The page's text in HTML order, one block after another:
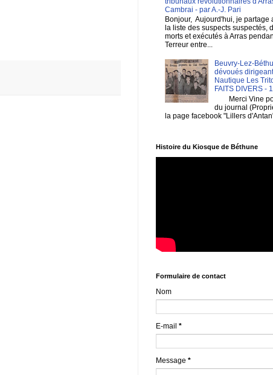
Cambrai - par A.-J. Pari
Bonjour, Aujourd'hui, je partage
la liste des suspects suspectés,
morts et exécutés à Arras
Terreur entre...
Beuvry-Lez-
dévoués
Nautique Les
FAITS DIVERS -
Merci Vine
du journal
la page facebook "Lillers
Histoire du Kiosque de Béthune
Formulaire de contact
Nom
E-mail *
Message *